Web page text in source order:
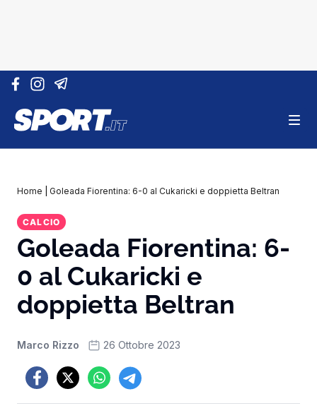
Vai al contenuto
Home Goleada Fiorentina: 6-0 al Cukaricki e doppietta Beltran
CALCIO
Goleada Fiorentina: 6-
0 al Cukaricki e
doppietta Beltran
Marco Rizzo 26 Ottobre 2023